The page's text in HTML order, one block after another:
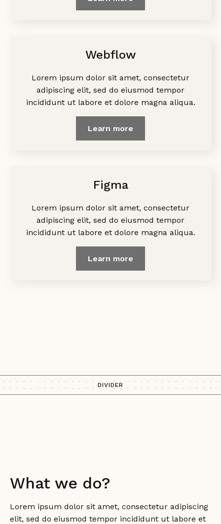
Webflow
Lorem ipsum dolor sit amet, consectetur
adipiscing elit, sed do eiusmod tempor
incididunt ut labore et dolore magna aliqua.
Learn more
Figma
Lorem ipsum dolor sit amet, consectetur
adipiscing elit, sed do eiusmod tempor
incididunt ut labore et dolore magna aliqua.
Learn more
DIVIDER
What we do?
Lorem ipsum dolor sit amet, consectetur adipiscing
elit, sed do eiusmod tempor incididunt ut labore et